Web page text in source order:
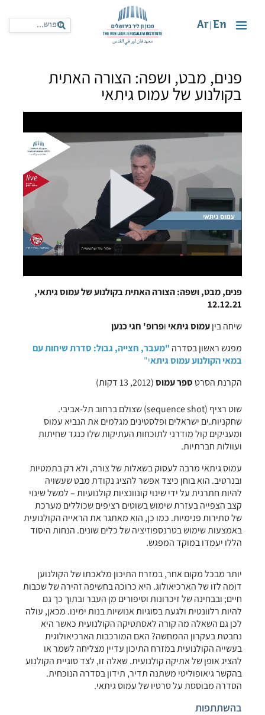
En
Ar
פנים, מבט, ושפה: הצורה האתית
בקולנוע של עמוס גיתאי
פנים, מבט, ושפה: הצורה האתית בקולנוע של עמוס גיתאי,
12.12.21
שיחה ביןעמוס גיתאיופרופ' חגי כנען
מפגש ראשון בסדרה "מעבר, חצייה, גבול: סדרת שיחות עם
במאי הקולנוע עמוס גיתאי"
הקרנת הסרטספר עמוס(2012, 13 דקות)
שוט רציף (sequence shot) שצולם ברחוב תל-אביבי.
שחקניות.ים ישראלים ופלסטינים מגלמים את הנביא עמוס
ומעניקים קול מודרני לתוכחות העתיקות שלו כנגד שחיתות
ועוולות חברתיות.
עמוס גיתאי מרבה לעסוק בשאלות של צורה, ולא רק בתמטיות
ובנרטיב. הוא בוחן כיצד אפשר להציג נקודת מבט שעשויה
להיות חתרנית על ידי שינוי קונוונציות קולנועיות – למשל שינוי
קצב הצפייה בעזרת שימוש בשוטים רציפים שכוללים מערכת
של סתירות פנימיות. כמו כן, הוא מאתגר את הראייה הקולנועית
באמצעות שימוש בטרנספוזיציה של כלים שונים. הנחות היסוד
הללו יעמדו במוקד המפגש.
יותר מבכל מקום אחר, במזרח התיכון מלאכתו של הקולנוען
דומה לזו של הארכיאולוג. היא כרוכה בחשיפה זהירה של שכבות
חיים; ובבחינה של זיכרונות וסיפורים מן העבר ובתוך כך גם
להיות רלוונטית ולגעת בסוגיות אנושיות בנות ימינו. מכאן, עולה
לכן גם השאלה מה קורה לאסתטיקה הקולנועית כאשר היא
נחבטת בעקרון ההמחשה? האם המורכבות הארכיאולוגית
בעשייה הקולנועית במזרח התיכון עדיין מצליחה לשמר או
להציג אופן של אתיקה קולנועית. שאלה זו, לצד סוגיית הקולנוע
בהקשר גיאופוליטי משתנה תדיר, תידון בסדרה הנוכחית.
הסדרה מבוססת על סרטיו של עמוס גיתאי.
בהשתתפות